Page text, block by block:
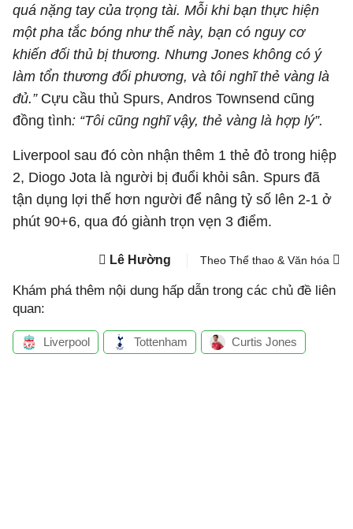
quá nặng tay của trọng tài. Mỗi khi bạn thực hiện
một pha tắc bóng như thế này, bạn có nguy cơ
khiến đối thủ bị thương. Nhưng Jones không có ý
làm tổn thương đối phương, và tôi nghĩ thẻ vàng là
đủ.” Cựu cầu thủ Spurs, Andros Townsend cũng
đồng tình: “Tôi cũng nghĩ vậy, thẻ vàng là hợp lý”.
Liverpool sau đó còn nhận thêm 1 thẻ đỏ trong hiệp
2, Diogo Jota là người bị đuổi khỏi sân. Spurs đã
tận dụng lợi thế hơn người để nâng tỷ số lên 2-1 ở
phút 90+6, qua đó giành trọn vẹn 3 điểm.
Lê Hường Theo Thể thao & Văn hóa
Khám phá thêm nội dung hấp dẫn trong các chủ đề liên
quan:
Liverpool Tottenham Curtis Jones